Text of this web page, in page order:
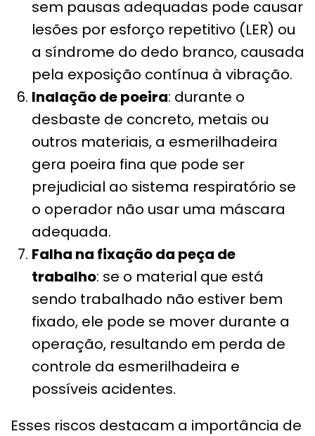
sem pausas adequadas pode causar
lesões por esforço repetitivo (LER) ou
a síndrome do dedo branco, causada
pela exposição contínua à vibração.
Inalação de poeira: durante o
desbaste de concreto, metais ou
outros materiais, a esmerilhadeira
gera poeira fina que pode ser
prejudicial ao sistema respiratório se
o operador não usar uma máscara
adequada.
Falha na fixação da peça de
trabalho: se o material que está
sendo trabalhado não estiver bem
fixado, ele pode se mover durante a
operação, resultando em perda de
controle da esmerilhadeira e
possíveis acidentes.
Esses riscos destacam a importância de